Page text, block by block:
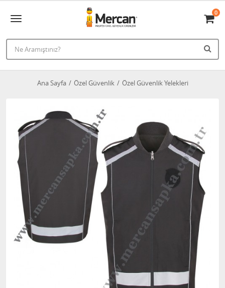
0
Ana Sayfa Özel Güvenlik Özel Güvenlik Yelekleri